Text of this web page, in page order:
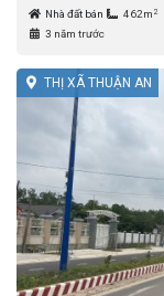
Nhà đất bán 462m 2
3 năm trước
THỊ XÃ THUẬN AN